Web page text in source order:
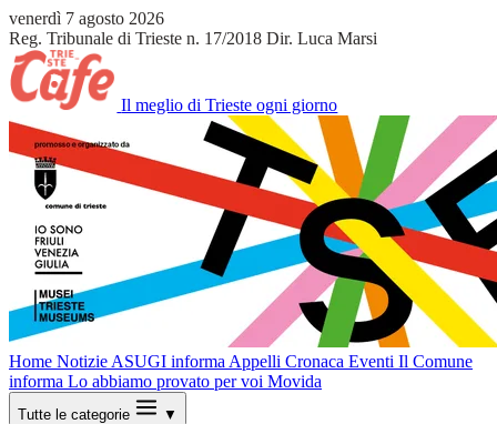
venerdì 7 agosto 2026
Reg. Tribunale di Trieste n. 17/2018 Dir. Luca Marsi
Il meglio di Trieste ogni giorno
Home Notizie ASUGI informa Appelli Cronaca Eventi Il Comune
informa Lo abbiamo provato per voi Movida
Tutte le categorie ▼